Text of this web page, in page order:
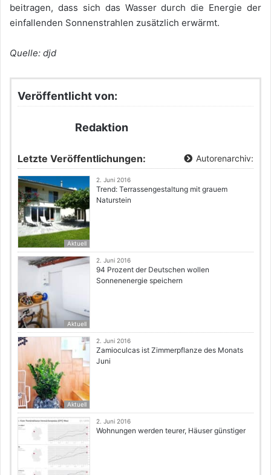
beitragen, dass sich das Wasser durch die Energie der
einfallenden Sonnenstrahlen zusätzlich erwärmt.
Quelle: djd
Veröffentlicht von:
Redaktion
Letzte Veröffentlichungen: Autorenarchiv:
Aktuell
2. Juni 2016
Trend: Terrassengestaltung mit grauem
Naturstein
Aktuell
2. Juni 2016
94 Prozent der Deutschen wollen
Sonnenenergie speichern
Aktuell
2. Juni 2016
Zamioculcas ist Zimmerpflanze des Monats
Juni
2. Juni 2016
Wohnungen werden teurer, Häuser günstiger